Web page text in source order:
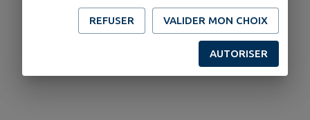
REFUSER VALIDER MON CHOIX
AUTORISER